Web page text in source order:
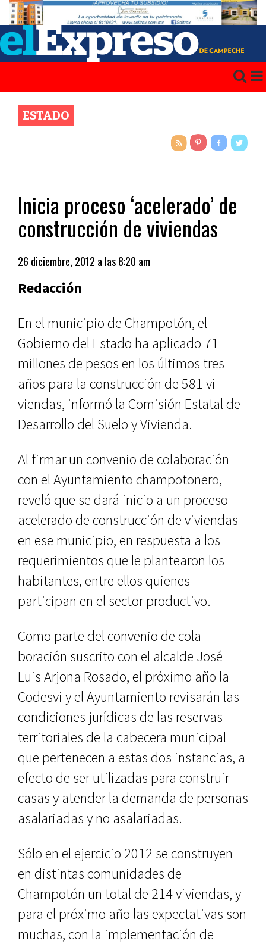
ESTADO
Inicia proceso ‘acelerado’ de
construcción de viviendas
26 diciembre, 2012 a las 8:20 am
Redacción
En el municipio de Champotón, el
Gobierno del Estado ha aplicado 71
millones de pesos en los últimos tres
años para la construcción de 581 vi­
viendas, informó la Comisión Estatal de
Desarrollo del Suelo y Vivienda.
Al firmar un convenio de colabo­ración
con el Ayuntamiento champo­tonero,
reveló que se dará inicio a un proceso
acelerado de construcción de viviendas
en ese municipio, en respuesta a los
requerimientos que le plantearon los
habitantes, entre ellos quienes
participan en el sector productivo.
Como parte del convenio de cola­
boración suscrito con el alcalde José
Luis Arjona Rosado, el próximo año la
Codesvi y el Ayuntamiento revisa­rán las
condiciones jurídicas de las reservas
territoriales de la cabecera municipal
que pertenecen a estas dos instancias, a
efecto de ser utilizadas para construir
casas y atender la de­manda de personas
asalariadas y no asalariadas.
Sólo en el ejercicio 2012 se cons­truyen
en distintas comunidades de
Champotón un total de 214 viviendas, y
para el próximo año las expectati­vas son
muchas, con la implementa­ción de